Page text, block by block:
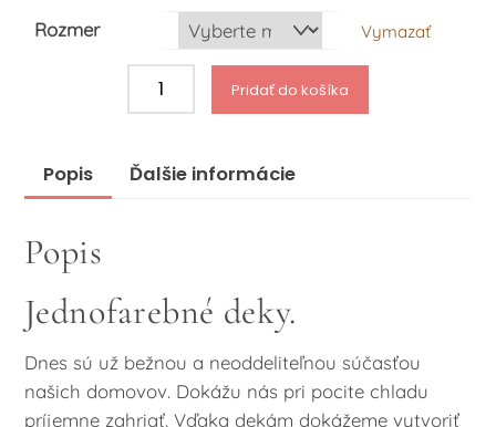
Rozmer Vymazať
šedé
Pridať do košíka
Popis Ďalšie informácie
Popis
Jednofarebné deky.
Dnes sú už bežnou a neoddeliteľnou súčasťou
našich domovov. Dokážu nás pri pocite chladu
príjemne zahriať. Vďaka dekám dokážeme vytvoriť